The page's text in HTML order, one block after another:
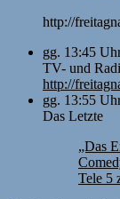
http://
gg. 13:45
TV- und
http://
gg. 13:55
Das Letzte
„Das
Tele 5